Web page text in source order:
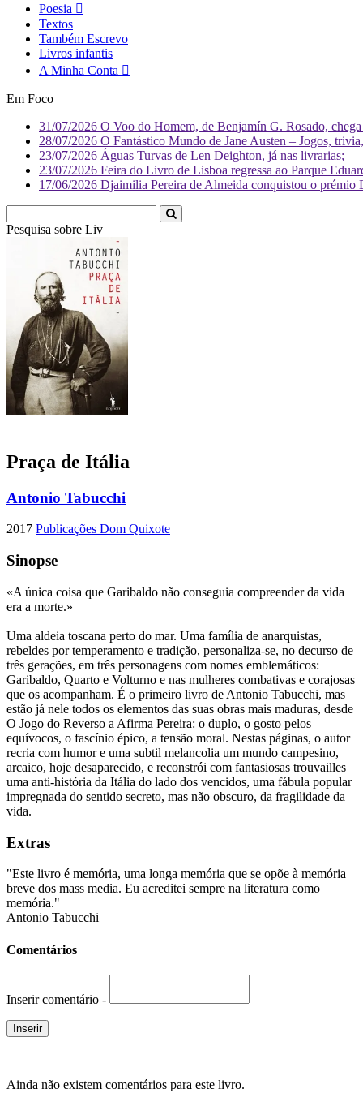
Poesia
Textos
Também Escrevo
Livros infantis
A Minha Conta
Em Foco
31/07/2026 O Voo do Homem, de Benjamín G. Rosado,
28/07/2026 O Fantástico Mundo de Jane Austen – Jogos,
23/07/2026 Águas Turvas de Len Deighton, já nas livrarias;
23/07/2026 Feira do Livro de Lisboa regressa ao Parque
17/06/2026 Djaimilia Pereira de Almeida conquistou o
Pesquisa sobre Literatura
Praça de Itália
Antonio Tabucchi
2017 Publicações Dom Quixote
Sinopse
«A única coisa que Garibaldo não conseguia compreender da vida
era a morte.»
Uma aldeia toscana perto do mar. Uma família de anarquistas,
rebeldes por temperamento e tradição, personaliza-se, no decurso de
três gerações, em três personagens com nomes emblemáticos:
Garibaldo, Quarto e Volturno e nas mulheres combativas e corajosas
que os acompanham. É o primeiro livro de Antonio Tabucchi, mas
estão já nele todos os elementos das suas obras mais maduras, desde
O Jogo do Reverso a Afirma Pereira: o duplo, o gosto pelos
equívocos, o fascínio épico, a tensão moral. Nestas páginas, o autor
recria com humor e uma subtil melancolia um mundo campesino,
arcaico, hoje desaparecido, e reconstrói com fantasiosas trouvailles
uma anti-história da Itália do lado dos vencidos, uma fábula popular
impregnada do sentido secreto, mas não obscuro, da fragilidade da
vida.
Extras
"Este livro é memória, uma longa memória que se opõe à memória
breve dos mass media. Eu acreditei sempre na literatura como
memória."
Antonio Tabucchi
Comentários
Inserir comentário -
Ainda não existem comentários para este livro.